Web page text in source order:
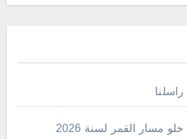
راسلنا
خلو مسار القمر لسنة 2026